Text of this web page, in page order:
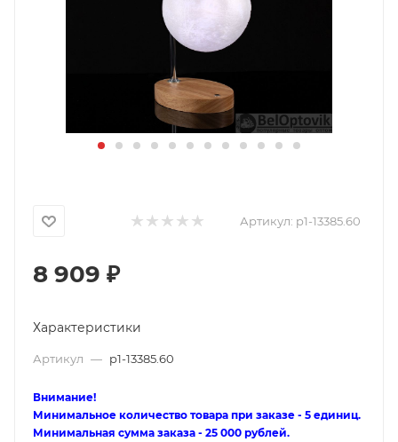
Артикул: p1-13385.60
8 909 ₽
Характеристики
Артикул — p1-13385.60
Внимание!
Минимальное количество товара при заказе - 5 единиц.
Минимальная сумма заказа - 25 000 рублей.